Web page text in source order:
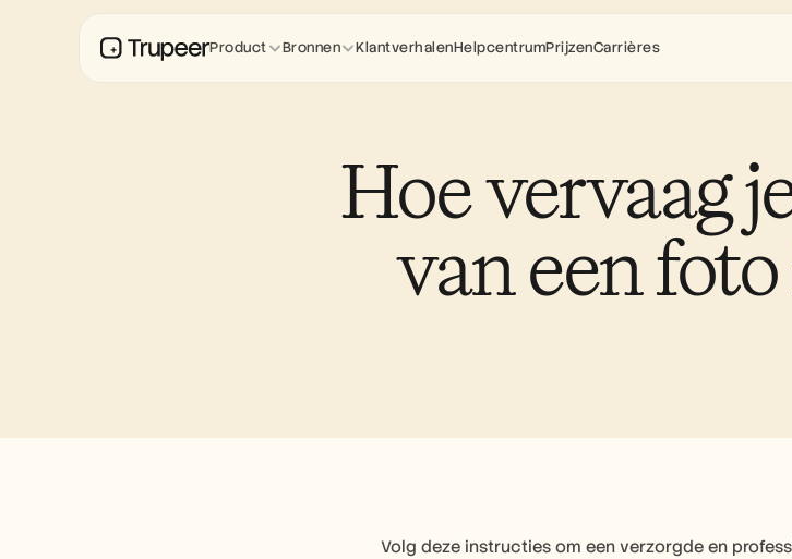
Hoe vervaag
van een
Volg deze instructies om een verzorgde en
Product Bronnen KlantverhalenHelpcentrumPrijzenCarrières